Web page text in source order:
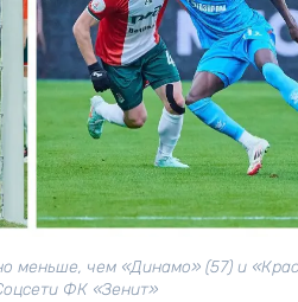
меньше, чем «Динамо» (57) и
ФК «Зенит»